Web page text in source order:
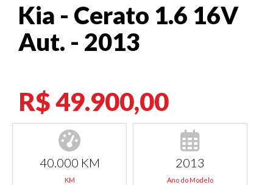
Kia - Cerato 1.6 16V
Aut. - 2013
R$ 49.900,00
40.000 KM
KM
2013
Ano do Modelo